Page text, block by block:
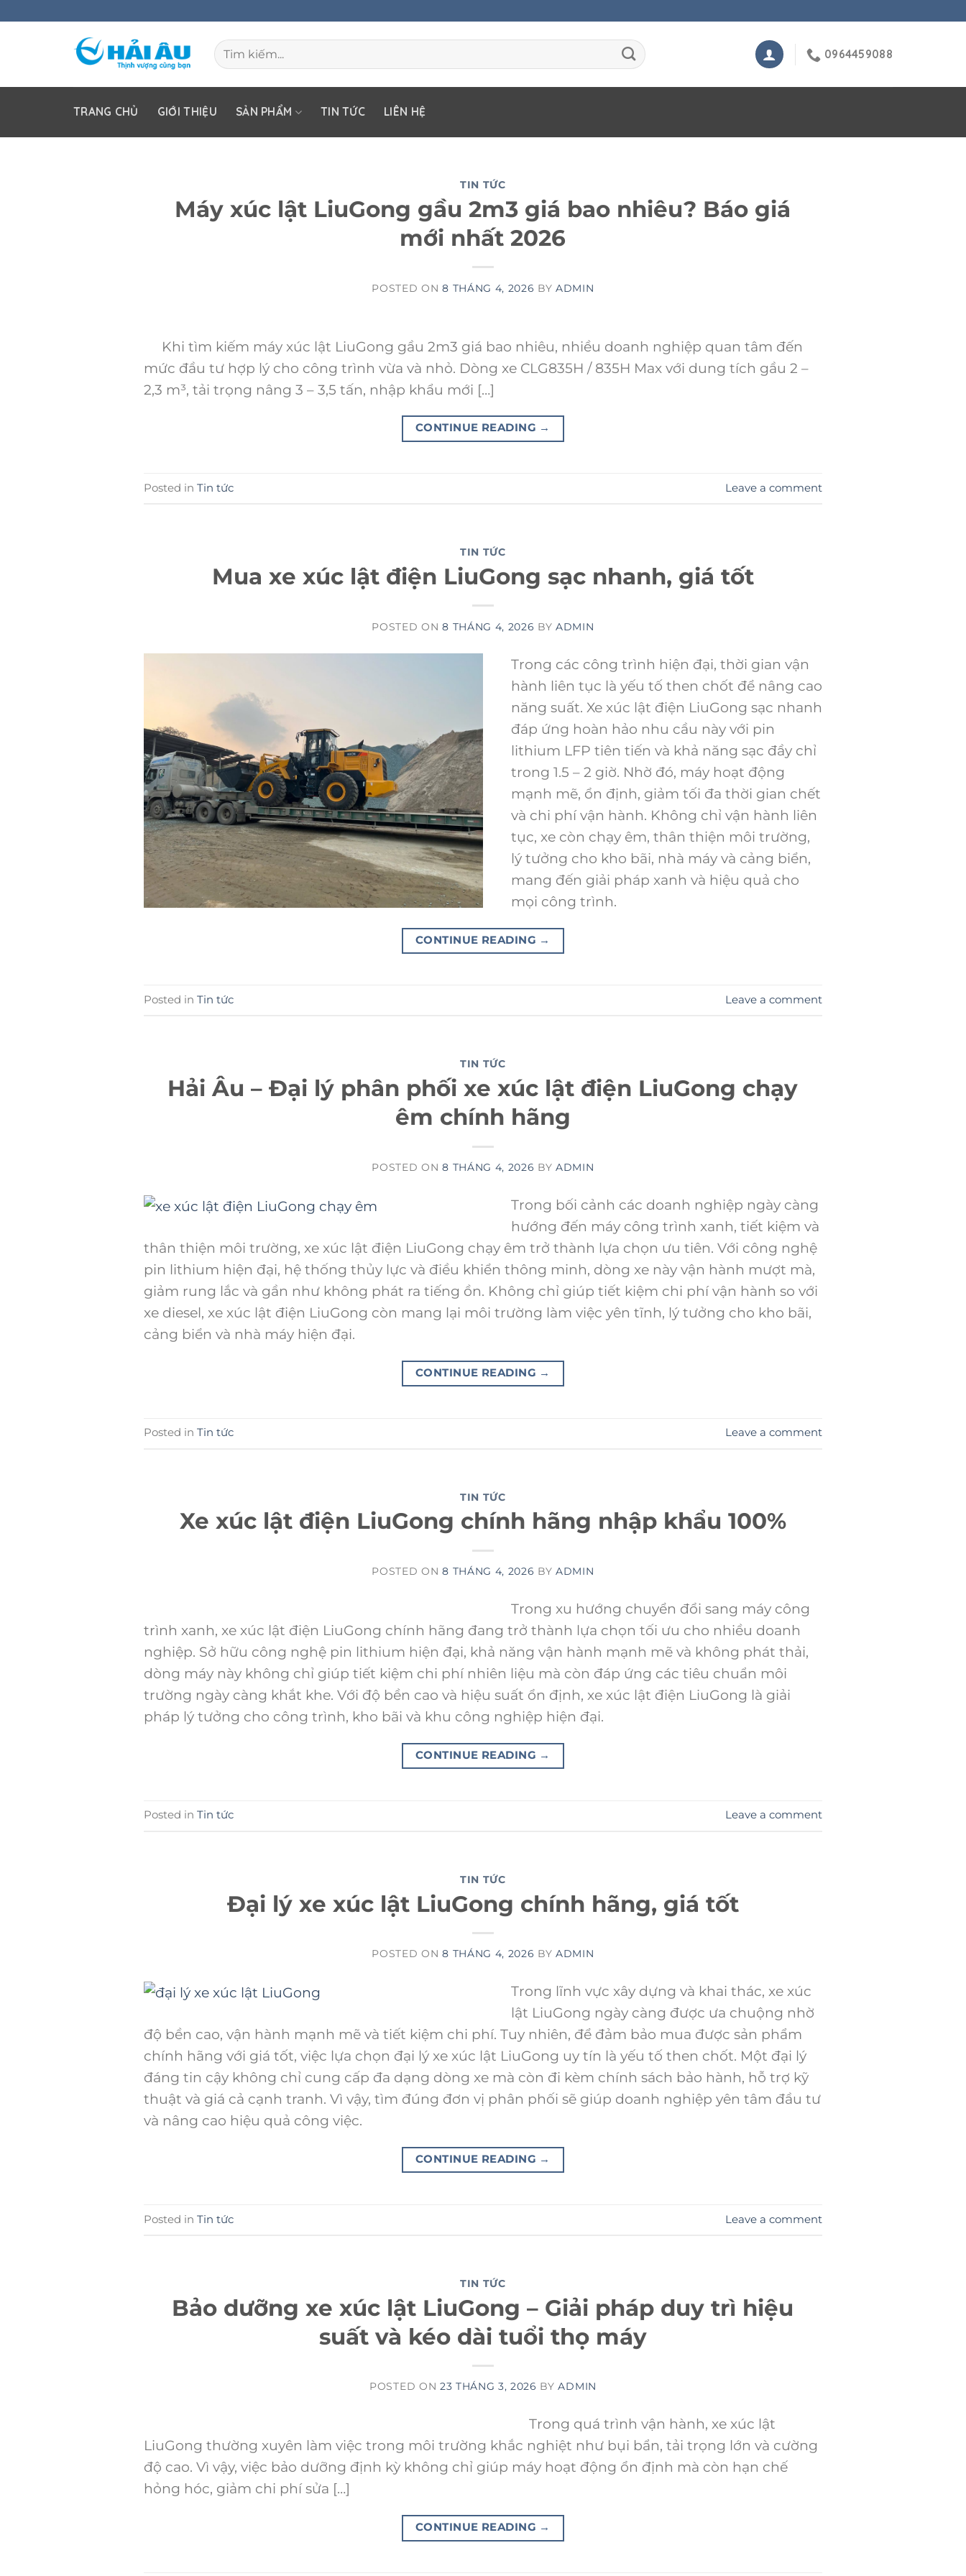
Tìm
kiếm:
0964459088
TRANG CHỦ GIỚI THIỆU SẢN PHẨM TIN TỨC LIÊN HỆ
TIN TỨC
Máy xúc lật LiuGong gầu 2m3 giá bao nhiêu? Báo giá
mới nhất 2026
POSTED ON8 THÁNG 4, 2026 BYADMIN
Khi tìm kiếm máy xúc lật LiuGong gầu 2m3 giá bao nhiêu, nhiều doanh nghiệp quan tâm đến
mức đầu tư hợp lý cho công trình vừa và nhỏ. Dòng xe CLG835H / 835H Max với dung tích gầu 2 –
2,3 m³, tải trọng nâng 3 – 3,5 tấn, nhập khẩu mới […]
CONTINUE READING →
Posted in Tin tức Leave a comment
TIN TỨC
Mua xe xúc lật điện LiuGong sạc nhanh, giá tốt
POSTED ON8 THÁNG 4, 2026 BYADMIN
Trong các công trình hiện đại, thời gian vận
hành liên tục là yếu tố then chốt để nâng cao
năng suất. Xe xúc lật điện LiuGong sạc nhanh
đáp ứng hoàn hảo nhu cầu này với pin
lithium LFP tiên tiến và khả năng sạc đầy chỉ
trong 1.5 – 2 giờ. Nhờ đó, máy hoạt động
mạnh mẽ, ổn định, giảm tối đa thời gian chết
và chi phí vận hành. Không chỉ vận hành liên
tục, xe còn chạy êm, thân thiện môi trường,
lý tưởng cho kho bãi, nhà máy và cảng biển,
mang đến giải pháp xanh và hiệu quả cho
mọi công trình.
CONTINUE READING →
Posted in Tin tức Leave a comment
TIN TỨC
Hải Âu – Đại lý phân phối xe xúc lật điện LiuGong chạy
êm chính hãng
POSTED ON8 THÁNG 4, 2026 BYADMIN
Trong bối cảnh các doanh nghiệp ngày càng
hướng đến máy công trình xanh, tiết kiệm và
thân thiện môi trường, xe xúc lật điện LiuGong chạy êm trở thành lựa chọn ưu tiên. Với công nghệ
pin lithium hiện đại, hệ thống thủy lực và điều khiển thông minh, dòng xe này vận hành mượt mà,
giảm rung lắc và gần như không phát ra tiếng ồn. Không chỉ giúp tiết kiệm chi phí vận hành so với
xe diesel, xe xúc lật điện LiuGong còn mang lại môi trường làm việc yên tĩnh, lý tưởng cho kho bãi,
cảng biển và nhà máy hiện đại.
CONTINUE READING →
Posted in Tin tức Leave a comment
TIN TỨC
Xe xúc lật điện LiuGong chính hãng nhập khẩu 100%
POSTED ON8 THÁNG 4, 2026 BYADMIN
Trong xu hướng chuyển đổi sang máy công
trình xanh, xe xúc lật điện LiuGong chính hãng đang trở thành lựa chọn tối ưu cho nhiều doanh
nghiệp. Sở hữu công nghệ pin lithium hiện đại, khả năng vận hành mạnh mẽ và không phát thải,
dòng máy này không chỉ giúp tiết kiệm chi phí nhiên liệu mà còn đáp ứng các tiêu chuẩn môi
trường ngày càng khắt khe. Với độ bền cao và hiệu suất ổn định, xe xúc lật điện LiuGong là giải
pháp lý tưởng cho công trình, kho bãi và khu công nghiệp hiện đại.
CONTINUE READING →
Posted in Tin tức Leave a comment
TIN TỨC
Đại lý xe xúc lật LiuGong chính hãng, giá tốt
POSTED ON8 THÁNG 4, 2026 BYADMIN
Trong lĩnh vực xây dựng và khai thác, xe xúc
lật LiuGong ngày càng được ưa chuộng nhờ
độ bền cao, vận hành mạnh mẽ và tiết kiệm chi phí. Tuy nhiên, để đảm bảo mua được sản phẩm
chính hãng với giá tốt, việc lựa chọn đại lý xe xúc lật LiuGong uy tín là yếu tố then chốt. Một đại lý
đáng tin cậy không chỉ cung cấp đa dạng dòng xe mà còn đi kèm chính sách bảo hành, hỗ trợ kỹ
thuật và giá cả cạnh tranh. Vì vậy, tìm đúng đơn vị phân phối sẽ giúp doanh nghiệp yên tâm đầu tư
và nâng cao hiệu quả công việc.
CONTINUE READING →
Posted in Tin tức Leave a comment
TIN TỨC
Bảo dưỡng xe xúc lật LiuGong – Giải pháp duy trì hiệu
suất và kéo dài tuổi thọ máy
POSTED ON 23 THÁNG 3, 2026 BYADMIN
Trong quá trình vận hành, xe xúc lật
LiuGong thường xuyên làm việc trong môi trường khắc nghiệt như bụi bẩn, tải trọng lớn và cường
độ cao. Vì vậy, việc bảo dưỡng định kỳ không chỉ giúp máy hoạt động ổn định mà còn hạn chế
hỏng hóc, giảm chi phí sửa […]
CONTINUE READING →